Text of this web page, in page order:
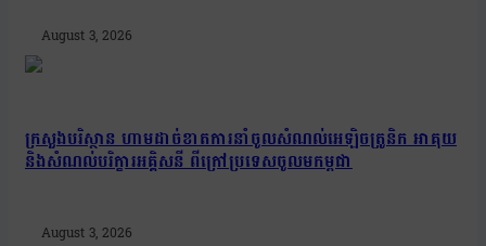
August 3, 2026
ក្រសួងបរិស្ថាន ហាមដាច់ខាតការនាំចូលសំណល់អេឡិចត្រូនិក អាគុយ
និងសំណល់បរិក្ខារអគ្គិសនី ពីក្រៅប្រទេសចូលមកម្ពុជា
August 3, 2026